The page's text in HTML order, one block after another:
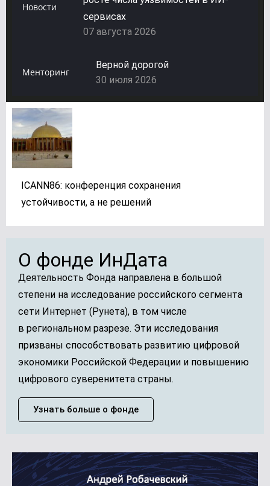
Новости
сервисах
07 августа 2026
Эксперты сообщили о двукратном
росте числа уязвимостей в ИИ-
Менторинг
Верной дорогой
30 июля 2026
Верной дорогой
30 июля 2026
ICANN86: конференция сохранения
устойчивости, а не решений
О фонде ИнДата
Деятельность Фонда направлена в большой
степени на исследование российского сегмента
сети Интернет (Рунета), в том числе
в региональном разрезе. Эти исследования
призваны способствовать развитию цифровой
экономики Российской Федерации и повышению
цифрового суверенитета страны.
Узнать больше о фонде